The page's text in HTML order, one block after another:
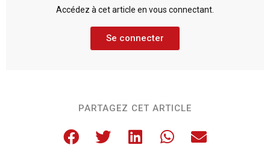
Accédez à cet article en vous connectant.
Se connecter
PARTAGEZ CET ARTICLE